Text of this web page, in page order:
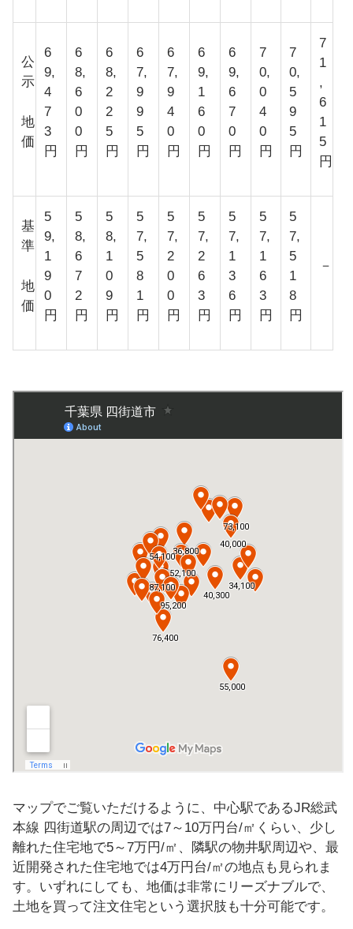
公
示
地
価
6
9,
4
7
3
円
6
8,
6
0
0
円
6
8,
2
2
5
円
6
7,
9
9
5
円
6
7,
9
4
0
円
6
9,
1
6
0
円
6
9,
6
7
0
円
7
0,
0
4
0
円
7
0,
5
9
5
円
7
1
,
6
1
5
円
基
準
地
価
5
9,
1
9
0
円
5
8,
6
7
2
円
5
8,
1
0
9
円
5
7,
5
8
1
円
5
7,
2
0
0
円
5
7,
2
6
3
円
5
7,
1
3
6
円
5
7,
1
6
3
円
5
7,
5
1
8
円
－
マップでご覧いただけるように、中心駅であるJR総武
本線 四街道駅の周辺では7～10万円台/㎡くらい、少し
離れた住宅地で5～7万円/㎡、隣駅の物井駅周辺や、最
近開発された住宅地では4万円台/㎡の地点も見られま
す。いずれにしても、地価は非常にリーズナブルで、
土地を買って注文住宅という選択肢も十分可能です。